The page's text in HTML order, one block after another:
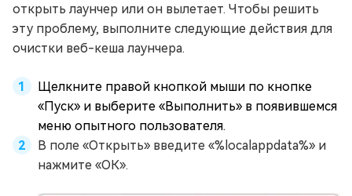
открыть лаунчер или он вылетает. Чтобы решить
эту проблему, выполните следующие действия для
очистки веб-кеша лаунчера.
Щелкните правой кнопкой мыши по кнопке
«Пуск» и выберите «Выполнить» в появившемся
меню опытного пользователя.
В поле «Открыть» введите «%localappdata%» и
нажмите «ОК».